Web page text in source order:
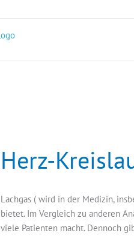
Herz-
Lachgas ( wird in der Medizin,
bietet. Im Vergleich zu anderen
viele Patienten macht. Dennoch